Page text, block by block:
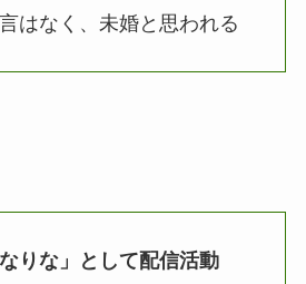
はなく、未婚と思われる
りな」として配信活動